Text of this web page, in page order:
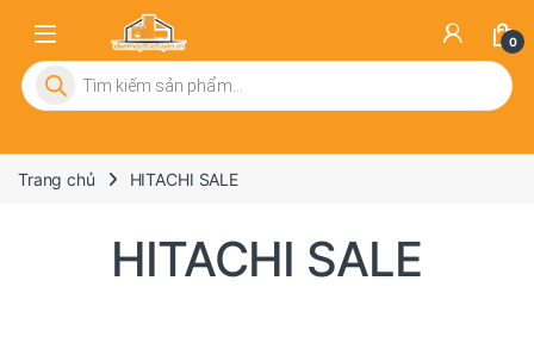
0
Tìm kiếm sản phẩm
Trang chủ HITACHI SALE
HITACHI SALE